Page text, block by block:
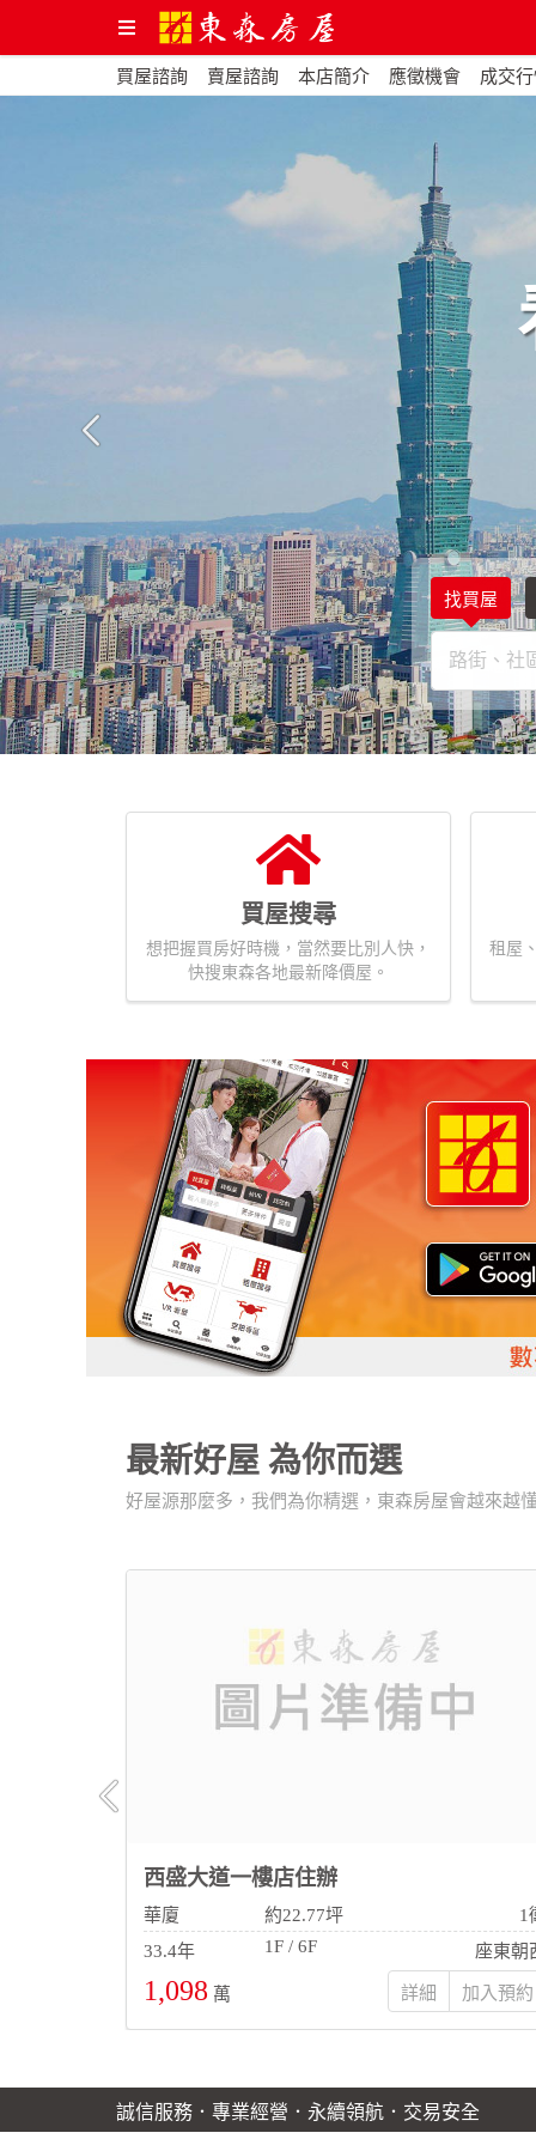
買屋諮詢 賣屋諮詢 本店簡介 應徵機會 成交
找買屋
買屋搜尋
想把握買房好時機，當然要比別人快，
快搜東森各地最新降價屋。
租屋
最新好屋 為你而選
好屋源那麼多，我們為你精選，東森房屋會越來越
西盛大道一樓店住辦
華廈 約22.77坪
1
33.4年
1F / 6F 座東朝
1,098 萬 詳細
誠信服務．專業經營．永續領航．交易安全